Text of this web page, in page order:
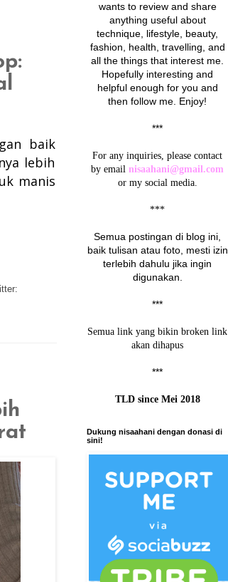
baik
lebih
manis
wants to review and share
anything useful about
technique, lifestyle, beauty,
fashion, health, travelling, and
all the things that interest me.
Hopefully interesting and
helpful enough for you and
then follow me. Enjoy!
***
For any inquiries, please contact
by email nisaahani@gmail.com
or my social media.
***
Semua postingan di blog ini,
baik tulisan atau foto, mesti izin
terlebih dahulu jika ingin
digunakan.
***
Semua link yang bikin broken link
akan dihapus
***
TLD since Mei 2018
Dukung nisaahani dengan donasi di
sini!